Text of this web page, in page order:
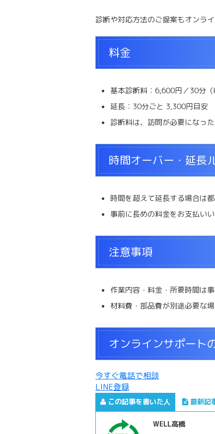
診断や対応方法のご提案もオンラ
料金
基本診断料：6,600円／30分（
延長：30分ごと 3,300円目安
診断料は、訪問が必要になっ
時間オーバー・延長
時間を超えて延長する場合は
事前に長めの料金をお支払い
注意事項
作業内容・料金・所要時間は
材料費・部品費が別途必要な
オンラインサポート
今すぐ電話で相談
LINE登録
この記事を書いた人 最新記
WELL高橋